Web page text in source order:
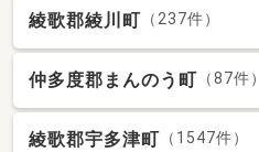
綾歌郡綾川町 （237件）
仲多度郡まんのう町 （87件）
綾歌郡宇多津町 （1547件）